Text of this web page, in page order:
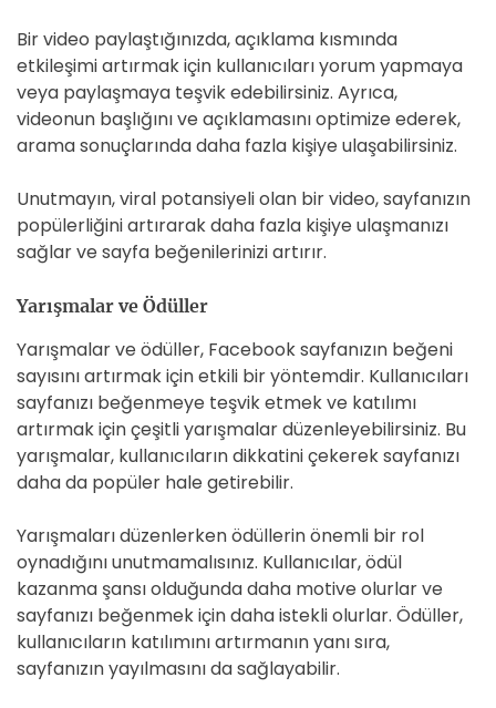
Bir video paylaştığınızda, açıklama kısmında
etkileşimi artırmak için kullanıcıları yorum yapmaya
veya paylaşmaya teşvik edebilirsiniz. Ayrıca,
videonun başlığını ve açıklamasını optimize ederek,
arama sonuçlarında daha fazla kişiye ulaşabilirsiniz.
Unutmayın, viral potansiyeli olan bir video, sayfanızın
popülerliğini artırarak daha fazla kişiye ulaşmanızı
sağlar ve sayfa beğenilerinizi artırır.
Yarışmalar ve Ödüller
Yarışmalar ve ödüller, Facebook sayfanızın beğeni
sayısını artırmak için etkili bir yöntemdir. Kullanıcıları
sayfanızı beğenmeye teşvik etmek ve katılımı
artırmak için çeşitli yarışmalar düzenleyebilirsiniz. Bu
yarışmalar, kullanıcıların dikkatini çekerek sayfanızı
daha da popüler hale getirebilir.
Yarışmaları düzenlerken ödüllerin önemli bir rol
oynadığını unutmamalısınız. Kullanıcılar, ödül
kazanma şansı olduğunda daha motive olurlar ve
sayfanızı beğenmek için daha istekli olurlar. Ödüller,
kullanıcıların katılımını artırmanın yanı sıra,
sayfanızın yayılmasını da sağlayabilir.